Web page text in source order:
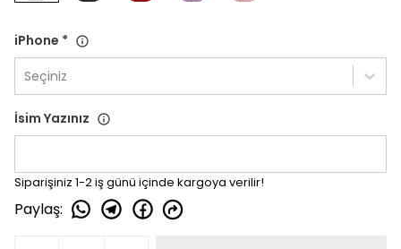
iPhone *
Seçiniz
İsim Yazınız
Siparişiniz 1-2 iş günü içinde kargoya verilir!
Paylaş: